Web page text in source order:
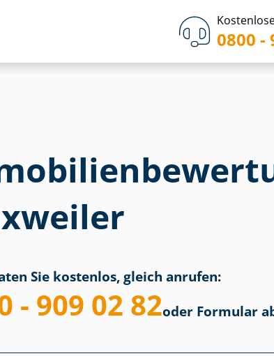
0800 -
Sie kostenlos, gleich anrufen:
- 909 02 82oder Formular